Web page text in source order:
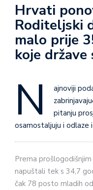
Hrvati
Roditeljski
malo prije
koje države
N ajnoviji
pitanju
osamostaljuju i odlaze
Prema
napuštali tek s 34,7
čak 78 posto mladih